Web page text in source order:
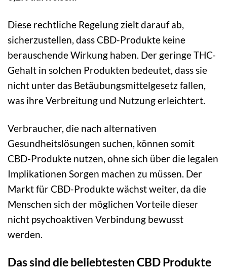
Diese rechtliche Regelung zielt darauf ab,
sicherzustellen, dass CBD-Produkte keine
berauschende Wirkung haben. Der geringe THC-
Gehalt in solchen Produkten bedeutet, dass sie
nicht unter das Betäubungsmittelgesetz fallen,
was ihre Verbreitung und Nutzung erleichtert.
Verbraucher, die nach alternativen
Gesundheitslösungen suchen, können somit
CBD-Produkte nutzen, ohne sich über die legalen
Implikationen Sorgen machen zu müssen. Der
Markt für CBD-Produkte wächst weiter, da die
Menschen sich der möglichen Vorteile dieser
nicht psychoaktiven Verbindung bewusst
werden.
Das sind die beliebtesten CBD Produkte